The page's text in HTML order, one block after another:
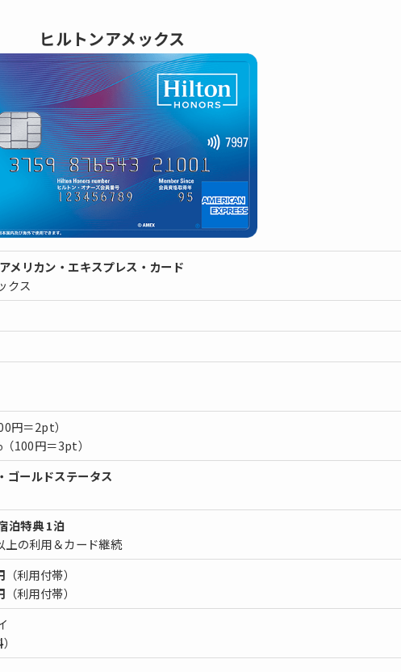
ヒルトンアメックス
メリカン・エキスプレス・カード
クス
円＝2pt）
（100円＝3pt）
ゴールドステータス
泊特典 1泊
上の利用＆カード継続
（利用付帯）
（利用付帯）
）